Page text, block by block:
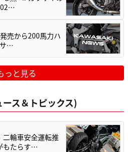
売から200馬力ハ
サ…
っと見る
ス＆トピックス)
二輪車安全運転推
もたらす…